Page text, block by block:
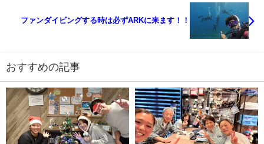
ファンダイビングする時は必ずARKに来ます！！
おすすめの記事